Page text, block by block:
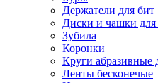
Держатели для бит
Диски и чашки
Зубила
Коронки
Круги
Ленты бесконечые